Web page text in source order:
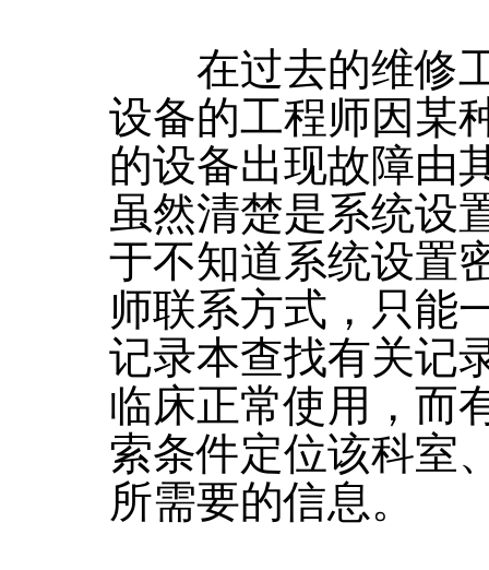
在过去的维修工
设备的工程师因某
的设备出现故障由
虽然清楚是系统设
于不知道系统设置
师联系方式，只能
记录本查找有关记
临床正常使用，而
索条件定位该科室
所需要的信息。